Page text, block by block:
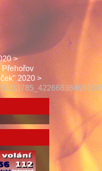
Přehořov
2020